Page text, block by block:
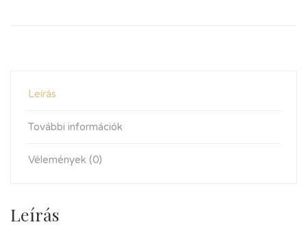
Leírás
További információk
Vélemények (0)
Leírás